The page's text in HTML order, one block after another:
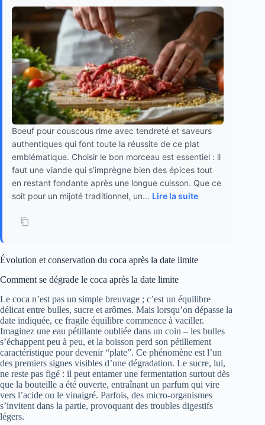
Boeuf pour couscous rime avec tendreté et saveurs
authentiques qui font toute la réussite de ce plat
emblématique. Choisir le bon morceau est essentiel : il
faut une viande qui s’imprègne bien des épices tout
en restant fondante après une longue cuisson. Que ce
soit pour un mijoté traditionnel, un... Lire la suite
Évolution et conservation du coca après la date limite
Comment se dégrade le coca après la date limite
Le coca n’est pas un simple breuvage ; c’est un équilibre
délicat entre bulles, sucre et arômes. Mais lorsqu’on dépasse la
date indiquée, ce fragile équilibre commence à vaciller.
Imaginez une eau pétillante oubliée dans un coin – les bulles
s’échappent peu à peu, et la boisson perd son pétillement
caractéristique pour devenir “plate”. Ce phénomène est l’un
des premiers signes visibles d’une dégradation. Le sucre, lui,
ne reste pas figé : il peut entamer une fermentation surtout dès
que la bouteille a été ouverte, entraînant un parfum qui vire
vers l’acide ou le vinaigré. Parfois, des micro-organismes
s’invitent dans la partie, provoquant des troubles digestifs
légers.